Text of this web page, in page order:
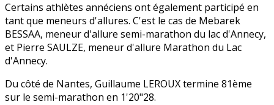
Certains athlètes annéciens ont également participé en
tant que meneurs d'allures. C'est le cas de Mebarek
BESSAA, meneur d'allure semi-marathon du lac d'Annecy,
et Pierre SAULZE, meneur d'allure Marathon du Lac
d'Annecy.
Du côté de Nantes, Guillaume LEROUX termine 81ème
sur le semi-marathon en 1'20"28.